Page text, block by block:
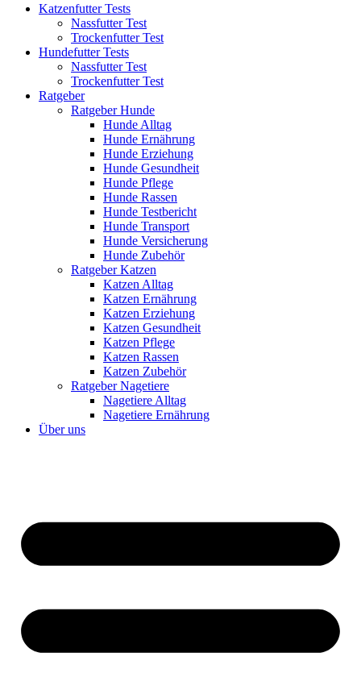
Katzenfutter Tests
Nassfutter Test
Trockenfutter Test
Hundefutter Tests
Nassfutter Test
Trockenfutter Test
Ratgeber
Ratgeber Hunde
Hunde Alltag
Hunde Ernährung
Hunde Erziehung
Hunde Gesundheit
Hunde Pflege
Hunde Rassen
Hunde Testbericht
Hunde Transport
Hunde Versicherung
Hunde Zubehör
Ratgeber Katzen
Katzen Alltag
Katzen Ernährung
Katzen Erziehung
Katzen Gesundheit
Katzen Pflege
Katzen Rassen
Katzen Zubehör
Ratgeber Nagetiere
Nagetiere Alltag
Nagetiere Ernährung
Über uns